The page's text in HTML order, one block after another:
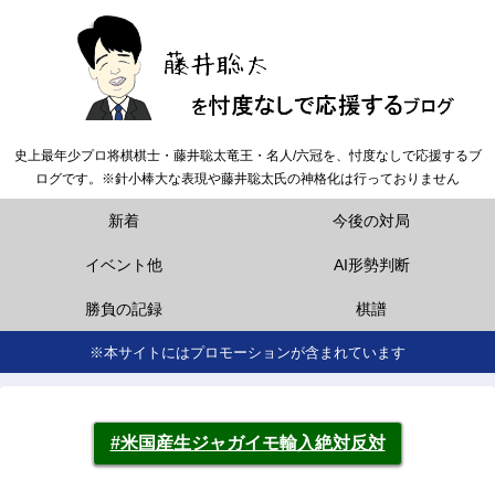
史上最年少プロ将棋棋士・藤井聡太竜王・名人/六冠を、忖度なしで応援するブ
ログです。※針小棒大な表現や藤井聡太氏の神格化は行っておりません
新着 今後の対局
イベント他 AI形勢判断
勝負の記録 棋譜
※本サイトにはプロモーションが含まれています
#米国産生ジャガイモ輸入絶対反対